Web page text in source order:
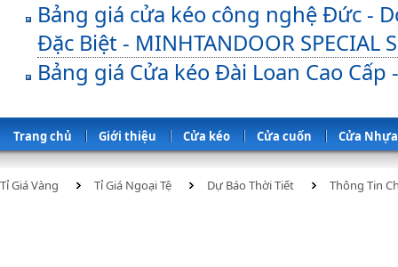
Bảng giá cửa kéo công nghệ Đức -
Đặc Biệt - MINHTANDOOR SPECIAL
Bảng giá Cửa kéo Đài Loan Cao Cấp
Trang chủ Giới thiệu Cửa kéo Cửa cuốn Cửa
Tỉ Giá Vàng Tỉ Giá Ngoại Tệ Dự Báo Thời Tiết Thông Tin